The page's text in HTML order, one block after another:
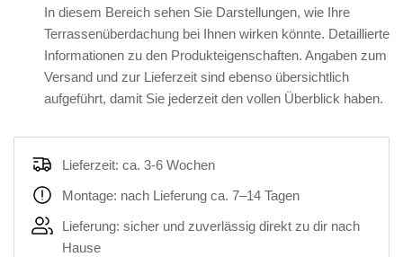
In diesem Bereich sehen Sie Darstellungen, wie Ihre
Terrassenüberdachung bei Ihnen wirken könnte. Detaillierte
Informationen zu den Produkteigenschaften. Angaben zum
Versand und zur Lieferzeit sind ebenso übersichtlich
aufgeführt, damit Sie jederzeit den vollen Überblick haben.
Lieferzeit: ca. 3-6 Wochen
Montage: nach Lieferung ca. 7–14 Tagen
Lieferung: sicher und zuverlässig direkt zu dir nach
Hause